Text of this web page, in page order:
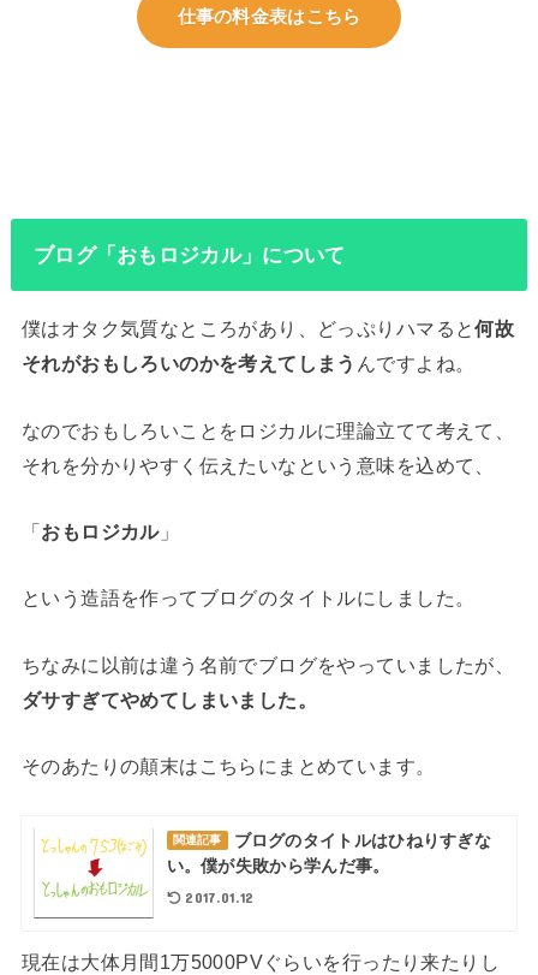
仕事の料金表はこちら
ブログ「おもロジカル」について
僕はオタク気質なところがあり、どっぷりハマると何故
それがおもしろいのかを考えてしまう んですよね。
なのでおもしろいことをロジカルに理論立てて考えて、
それを分かりやすく伝えたいなという意味を込めて、
「おもロジカル」
という造語を作ってブログのタイトルにしました。
ちなみに以前は違う名前でブログをやっていましたが、
ダサすぎてやめてしまいました。
そのあたりの顛末はこちらにまとめています。
関連記事
ブログのタイトルはひねりすぎな
い。僕が失敗から学んだ事。
2017.01.12
現在は大体月間1万5000PVぐらいを行ったり来たりし